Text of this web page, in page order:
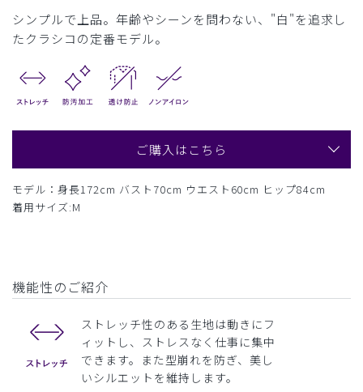
シンプルで上品。年齢やシーンを問わない、"白"を追求し
たクラシコの定番モデル。
ご購入はこちら
モデル：身長172cm バスト70cm ウエスト60cm ヒップ84cm
着用サイズ:M
機能性のご紹介
ストレッチ性のある生地は動きにフ
ィットし、ストレスなく仕事に集中
できます。また型崩れを防ぎ、美し
いシルエットを維持します。